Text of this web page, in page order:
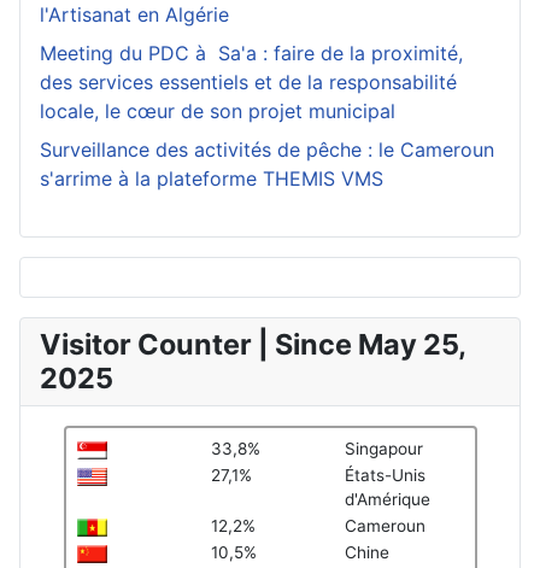
l'Artisanat en Algérie
Meeting du PDC à Sa'a : faire de la proximité,
des services essentiels et de la responsabilité
locale, le cœur de son projet municipal
Surveillance des activités de pêche : le Cameroun
s'arrime à la plateforme THEMIS VMS
Visitor Counter | Since May 25,
2025
33,8%
Singapour
27,1%
États-Unis
d'Amérique
12,2%
Cameroun
10,5%
Chine